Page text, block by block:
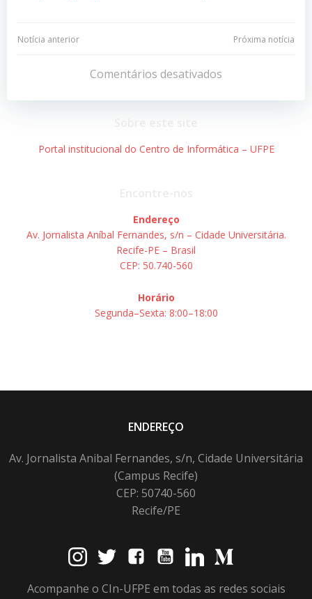
Navegação
Post
Notícia anterior
Navegação
de
Post
Próxima notícia
Comentários desativados
Portal institucional do Centro de Informática – UFPE
Endereço
Av. Jornalista Aníbal Fernandes, s/n – Cidade Universitária.
Recife-PE – Brasil
CEP: 50.740-560
Horário
Segunda–Sexta: 8:00–18:00
ENDEREÇO
Av. Jornalista Anibal Fernandes, s/n, Cidade Universitária
(Campus Recife)
CEP: 50740-560
Recife/PE
Acompanhe o CIn-UFPE em todas as redes sociais